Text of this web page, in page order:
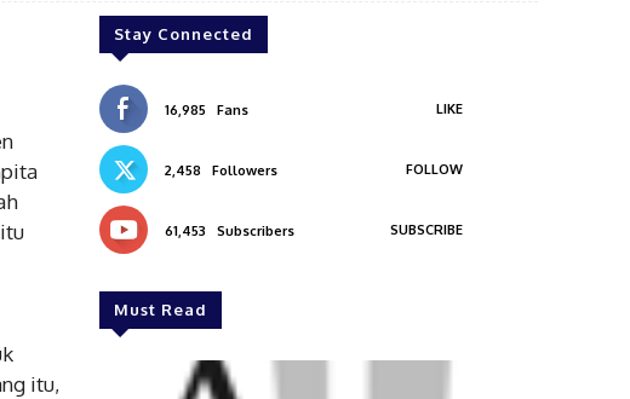
itu,
Stay Connected
16,985 Fans LIKE
2,458 Followers FOLLOW
61,453 Subscribers SUBSCRIBE
Must Read